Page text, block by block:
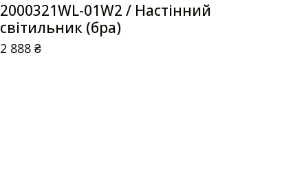
2000321WL-01W2 / Настінний
світильник (бра)
2 888₴